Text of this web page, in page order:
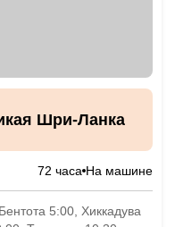
Шри-Ланка
72 часа На машине
5:00, Хиккадува